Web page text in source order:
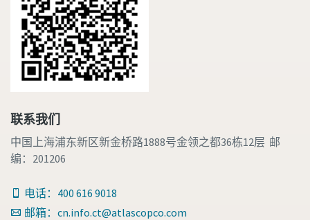
联系我们
中国上海浦东新区新金桥路1888号金领之都36栋12层 邮
编：201206
电话：400 616 9018
邮箱：cn.info.ct@atlascopco.com